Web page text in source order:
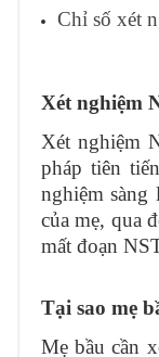
Chỉ số xét
Xét nghiệm
Xét nghiệm
pháp tiên
nghiệm
của mẹ, qua
mất đoạn
Tại sao mẹ
Mẹ bầu cần